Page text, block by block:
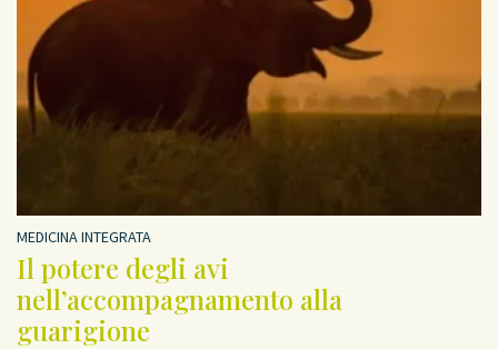
MEDICINA INTEGRATA
Il potere degli avi
nell’accompagnamento alla
guarigione